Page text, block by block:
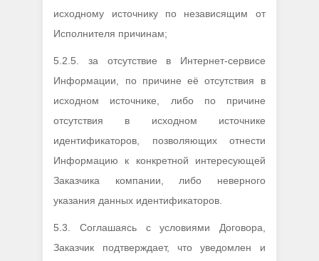
исходному источнику по независящим от
Исполнителя причинам;
5.2.5. за отсутствие в Интернет-сервисе
Информации, по причине её отсутствия в
исходном источнике, либо по причине
отсутствия в исходном источнике
идентификаторов, позволяющих отнести
Информацию к конкретной интересующей
Заказчика компании, либо неверного
указания данных идентификаторов.
5.3. Соглашаясь с условиями Договора,
Заказчик подтверждает, что уведомлен и